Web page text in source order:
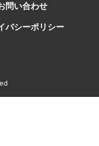
問い合わせ
バシーポリシー